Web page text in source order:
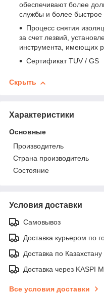
обеспечивают более
службы и более быстрое
Процесс снятия
за счет лезвий,
инструмента, имеющих
Сертификат TUV / GS
Скрыть
Характеристики
Основные
Производитель
Страна производитель
Состояние
Условия доставки
Самовывоз
Доставка курьером по
Доставка по Казахстану
Доставка через KASPI
Все условия доставки